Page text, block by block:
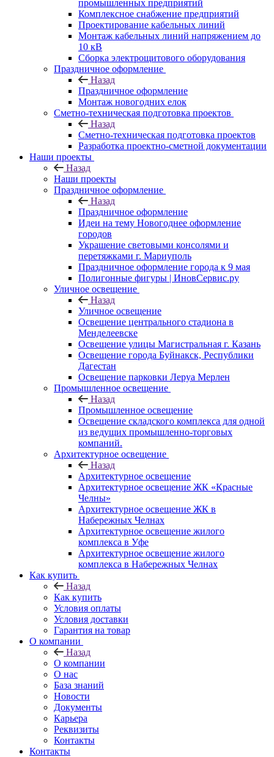
промышленных предприятий
Комплексное снабжение предприятий
Проектирование кабельных линий
Монтаж кабельных линий напряжением до
10 кВ
Сборка электрощитового оборудования
Праздничное оформление
Назад
Праздничное оформление
Монтаж новогодних елок
Сметно-техническая подготовка проектов
Назад
Сметно-техническая подготовка проектов
Разработка проектно-сметной документации
Наши проекты
Назад
Наши проекты
Праздничное оформление
Назад
Праздничное оформление
Идеи на тему Новогоднее оформление
городов
Украшение световыми консолями и
перетяжками г. Мариуполь
Праздничное оформление города к 9 мая
Полигонные фигуры | ИновСервис.ру
Уличное освещение
Назад
Уличное освещение
Освещение центрального стадиона в
Менделеевске
Освещение улицы Магистральная г. Казань
Освещение города Буйнакск, Республики
Дагестан
Освещение парковки Леруа Мерлен
Промышленное освещение
Назад
Промышленное освещение
Освещение складского комплекса для одной
из ведущих промышленно-торговых
компаний.
Архитектурное освещение
Назад
Архитектурное освещение
Архитектурное освещение ЖК «Красные
Челны»
Архитектурное освещение ЖК в
Набережных Челнах
Архитектурное освещение жилого
комплекса в Уфе
Архитектурное освещение жилого
комплекса в Набережных Челнах
Как купить
Назад
Как купить
Условия оплаты
Условия доставки
Гарантия на товар
О компании
Назад
О компании
О нас
База знаний
Новости
Документы
Карьера
Реквизиты
Контакты
Контакты